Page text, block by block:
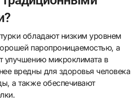
обладают низким уровнем
паропроницаемостью, а
улучшению микроклимата в
вредны для здоровья человека
а также обеспечивают